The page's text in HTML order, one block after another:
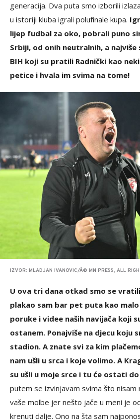
generacija. Dva puta smo izborili
u istoriji kluba igrali polufinale kupa.
lijep fudbal za oko, pobrali puno
Srbiji, od onih neutralnih, a
BIH koji su pratili Radnički kao
petice i hvala im svima na tome!
IZVOR: MLADJAN IVANOVIC/Â© MN PRESS, ALL
U ova tri dana otkad smo se
plakao sam bar pet puta kao
poruke i videe naših navijača koji
ostanem. Ponajviše na djecu koju
stadion. A znate svi za kim
nam ušli u srca i koje volimo. A
su ušli u moje srce i tu će ostati
putem se izvinjavam svima što nisam
vaše molbe jer nešto jače u meni je
krenuti dalje. Ono na šta sam